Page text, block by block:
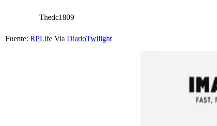
Thedc1809
Fuente: RPLife Via DiarioTwilight